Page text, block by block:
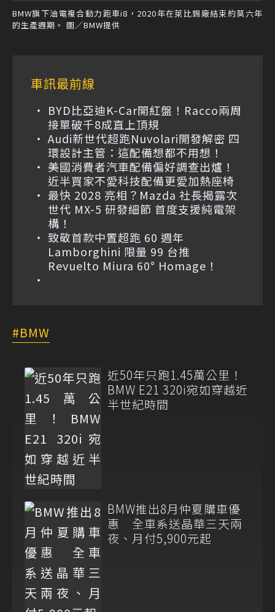
BMW旗下油電複合動力跑車i8，2020年在萊比錫廠結束約莫六年
的生產週期。 圖／BMW提供
車訊最前線
BYD比亞迪K-Car開紅盤！Racco兩周
接單破千8成直上頂規
Audi新世代超跑Nuvolari開發解密 四
環設計主管：這配備想都不用想！
美國消費者汽車配備偏好調查出爐！
近半買家不愛科技配備更愛加熱座椅
最快 2028 亮相？Mazda 社長揭露次
世代 MX-5 研發細節 首度支援純電架
構！
致敬首款中置超跑 60 週年
Lamborghini 限量 99 台推
Revuelto Miura 60° Homage！
BMW
近50年只跑1.45萬公里！
BMW E21 320i宛如穿越近
半世紀時間
BMW推出8月仲夏購車優
惠 全車系送晶華三天兩
夜、月付5,900元起